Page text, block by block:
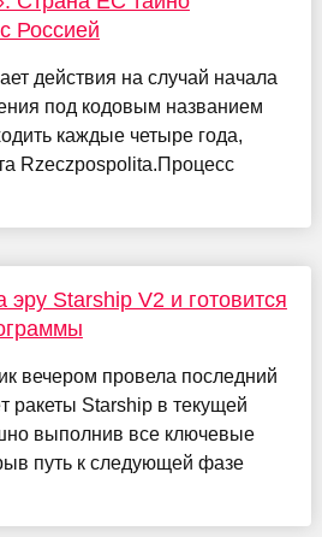
Россией
действия на случай начала
под кодовым названием
каждые четыре года,
Rzeczpospolita.Процесс
Starship V2 и готовится
вечером провела последний
ракеты Starship в текущей
выполнив все ключевые
путь к следующей фазе